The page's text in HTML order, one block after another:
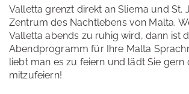
Valletta grenzt direkt an Sliema und St.
Zentrum des Nachtlebens von Malta.
Valletta abends zu ruhig wird, dann ist
Abendprogramm für Ihre Malta
liebt man es zu feiern und lädt Sie gern
mitzufeiern!